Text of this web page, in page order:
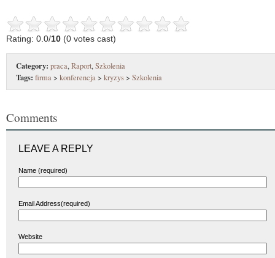
Rating: 0.0/10 (0 votes cast)
Category: praca,Raport,Szkolenia
Tags: firma> konferencja> kryzys> Szkolenia
Comments
LEAVE A REPLY
Name (required)
Email Address(required)
Website